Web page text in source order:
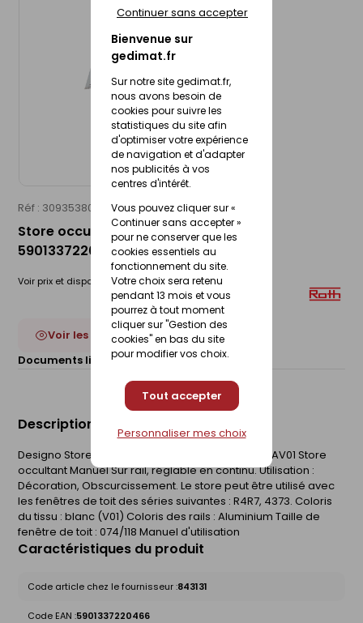
Bienvenue sur
gedimat.fr
Sur notre site gedimat.fr,
nous avons besoin de
cookies pour suivre les
statistiques du site afin
d'optimiser votre expérience
de navigation et d'adapter
nos publicités à vos
centres d'intérêt.
Vous pouvez cliquer sur «
Continuer sans accepter »
pour ne conserver que les
cookies essentiels au
fonctionnement du site.
Votre choix sera retenu
pendant 13 mois et vous
pourrez à tout moment
cliquer sur "Gestion des
cookies" en bas du site
pour modifier vos choix.
Tout accepter
Continuer sans accepter
Personnaliser mes choix
Réf : 30935380 ROTO
Store occultant - Modèle: ZRV - EAN:
5901337220466 074/118
Voir prix et disponibilité en magasin
Voir les 2 déclinaisons
Documents liés :
Fiche technique
Description du produit
Designo Store occultant ZRV ZRV M 074/118 R4R7 AV01 Store
occultant Manuel Sur rail, réglable en continu. Utilisation :
Décoration, Obscurcissement. Le store peut être utilisé avec
les fenêtres de toit des séries suivantes : R4R7, 4373. Coloris
du tissu : blanc (V01) Coloris des rails : Aluminium Taille de
fenêtre de toit : 074/118 Manuel d'utilisation
Caractéristiques du produit
Code article chez le fournisseur :843131
Code EAN :5901337220466